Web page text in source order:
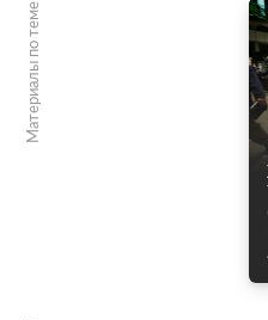
Материалы по теме